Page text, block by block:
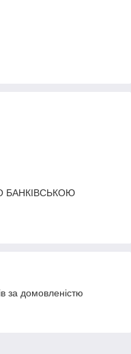
БАНКІВСЬКОЮ
за домовленістю